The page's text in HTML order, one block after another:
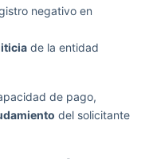
negativo en
de la entidad
de pago,
del solicitante